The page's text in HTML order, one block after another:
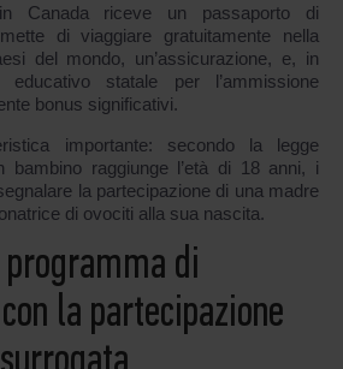
Canada riceve un passaporto di
di viaggiare gratuitamente nella
del mondo, un’assicurazione, e, in
statale per l’ammissione
bonus significativi.
importante: secondo la legge
bambino raggiunge l’età di 18 anni, i
la partecipazione di una madre
di ovociti alla sua nascita.
di
la partecipazione